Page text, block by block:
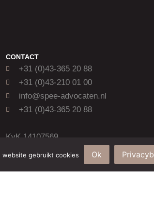
CONTACT
+31 (0)43-365 20 88
+31 (0)43-210 01 00
info@spee-advocaten.nl
+31 (0)43-365 20 88
KvK 14107569
website gebruikt cookies Ok